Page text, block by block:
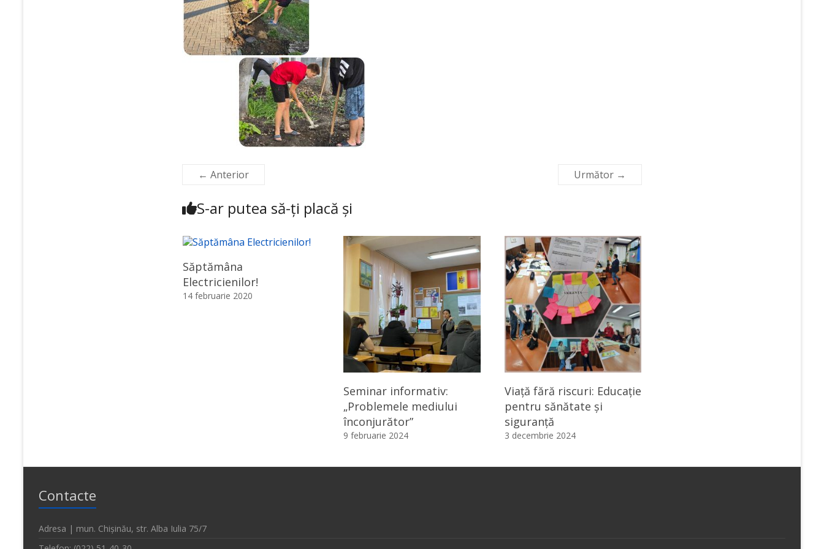
← Anterior Următor →
S-ar putea să-ți placă și
Săptămâna
Electricienilor!
14 februarie 2020
Seminar informativ:
„Problemele mediului
înconjurător”
9 februarie 2024
Viață fără riscuri: Educație
pentru sănătate și
siguranță
3 decembrie 2024
Contacte
Adresa | mun. Chișinău, str. Alba Iulia 75/7